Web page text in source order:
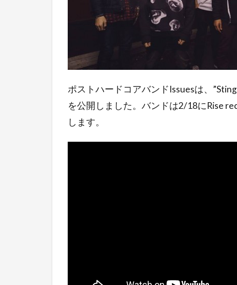
ポストハードコアバンドIssuesは、
を公開しました。バンドは2/18にRise
します。